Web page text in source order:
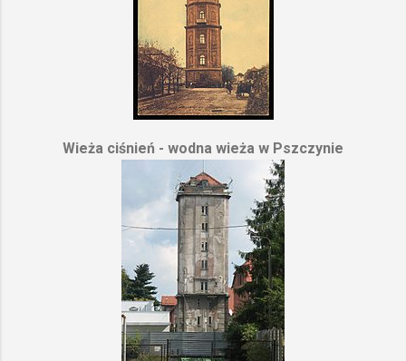
Wieża ciśnień - wodna wieża w Pszczynie